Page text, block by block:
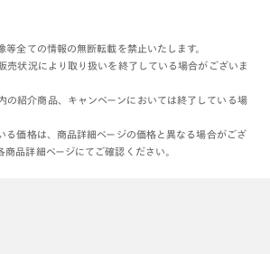
全ての情報の無断転載を禁止いたします。
売状況により取り扱いを終了している場合がございま
の紹介商品、キャンペーンにおいては終了している場
る価格は、商品詳細ページの価格と異なる場合がござ
商品詳細ページにてご確認ください。